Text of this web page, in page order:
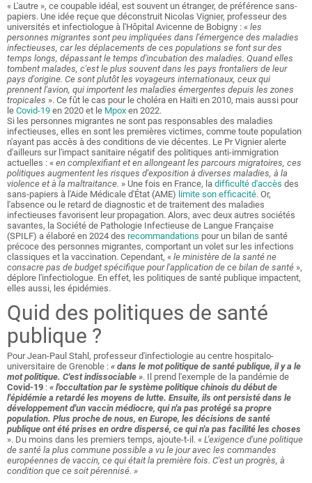
« L'autre », ce coupable idéal, est souvent un étranger, de préférence sans-
papiers. Une idée reçue que déconstruit Nicolas Vignier, professeur des
universités et infectiologue à l'Hôpital Avicenne de Bobigny : « les
personnes migrantes sont peu impliquées dans l'émergence des maladies
infectieuses, car les déplacements de ces populations se font sur des
temps longs, dépassant le temps d'incubation des maladies. Quand elles
tombent malades, c'est le plus souvent dans les pays frontaliers de leur
pays d'origine. Ce sont plutôt les voyageurs internationaux, ceux qui
prennent l'avion, qui importent les maladies émergentes depuis les zones
tropicales ». Ce fût le cas pour le choléra en Haïti en 2010, mais aussi pour
le Covid-19 en 2020 et le Mpox en 2022.
Si les personnes migrantes ne sont pas responsables des maladies
infectieuses, elles en sont les premières victimes, comme toute population
n'ayant pas accès à des conditions de vie décentes. Le Pr Vignier alerte
d'ailleurs sur l'impact sanitaire négatif des politiques anti-immigration
actuelles : « en complexifiant et en allongeant les parcours migratoires, ces
politiques augmentent les risques d'exposition à diverses maladies, à la
violence et à la maltraitance. » Une fois en France, la difficulté d'accès des
sans-papiers à l'Aide Médicale d'État (AME) limite son efficacité. Or,
l'absence ou le retard de diagnostic et de traitement des maladies
infectieuses favorisent leur propagation. Alors, avec deux autres sociétés
savantes, la Société de Pathologie Infectieuse de Langue Française
(SPILF) a élaboré en 2024 des recommandations pour un bilan de santé
précoce des personnes migrantes, comportant un volet sur les infections
classiques et la vaccination. Cependant, « le ministère de la santé ne
consacre pas de budget spécifique pour l'application de ce bilan de santé »,
déplore l'infectiologue. En effet, les politiques de santé publique impactent,
elles aussi, les épidémies.
Quid des politiques de santé
publique ?
Pour Jean-Paul Stahl, professeur d'infectiologie au centre hospitalo-
universitaire de Grenoble : « dans le mot politique de santé publique, il y a le
mot politique. C'est indissociable ». Il prend l'exemple de la pandémie de
Covid-19 : « l'occultation par le système politique chinois du début de
l'épidémie a retardé les moyens de lutte. Ensuite, ils ont persisté dans le
développement d'un vaccin médiocre, qui n'a pas protégé sa propre
population. Plus proche de nous, en Europe, les décisions de santé
publique ont été prises en ordre dispersé, ce qui n'a pas facilité les choses
». Du moins dans les premiers temps, ajoute-t-il. « L'exigence d'une politique
de santé la plus commune possible a vu le jour avec les commandes
européennes de vaccin, ce qui était la première fois. C'est un progrès, à
condition que ce soit pérennisé. »